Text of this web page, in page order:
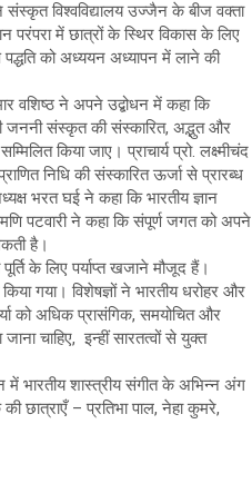
संस्कृत विश्वविद्यालय उज्जैन के बीज वक्ता
परंपरा में छात्रों के स्थिर विकास के लिए
को अध्ययन अध्यापन में लाने की
वशिष्ठ ने अपने उद्बोधन में कहा कि
की जननी संस्कृत की संस्कारित, अद्भुत और
किया जाए। प्राचार्य प्रो. लक्ष्मीचंद
निधि की संस्कारित ऊर्जा से प्रारब्ध
भरत घई ने कहा कि भारतीय ज्ञान
पटवारी ने कहा कि संपूर्ण जगत को अपने
है।
के लिए पर्याप्त खजाने मौजूद हैं।
गया। विशेषज्ञों ने भारतीय धरोहर और
को अधिक प्रासंगिक, समयोचित और
चाहिए, इन्हीं सारतत्वों से युक्त
में भारतीय शास्त्रीय संगीत के अभिन्न अंग
छात्राएँ – प्रतिभा पाल, नेहा कुमरे,